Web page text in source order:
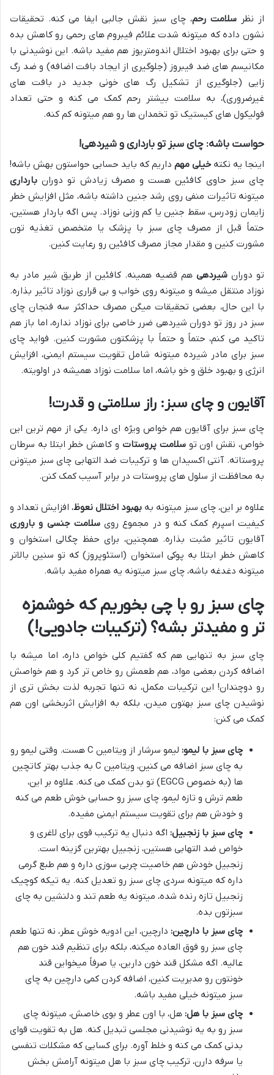
از نظرسلامت رحم، چای سبز نقش جالبی ایفا می کنه. تحقیقات
نشون داده که میتونه شدت علائم فیبروم های رحمی رو کاهش بده
و حتی برای بهبود اختلال اندومتریوز هم مفید باشه. این نوشیدنی با
مکانیسم های ضد فیبروز (جلوگیری از ایجاد بافت اضافه) و ضد رگ
زایی (جلوگیری از تشکیل رگ های خونی جدید در بافت های
غیرضروری)، به سلامت بیشتر رحم کمک می کنه و حتی تعداد
فولیکول های کیستیک تو تخمدان ها رو هم میتونه کم کنه.
حواست باشه: چای سبز تو بارداری و شیردهی!
اینجا یه نکته خیلی مهم داریم که باید حسابی حواستون بهش باشه!
چای سبز حاوی کافئین هست و مصرف زیادش تو دوران بارداری
میتونه تاثیرات منفی روی رشد جنین داشته باشه، مثل افزایش خطر
زایمان زودرس، سقط جنین یا کم وزنی نوزاد. پس اگه باردار هستین،
حتماً قبل از مصرف چای سبز با پزشک یا متخصص تغذیه تون
مشورت کنین و مقدار مجاز مصرف کافئین رو رعایت کنین.
تو دوران شیردهی هم قضیه همینه. کافئین از طریق شیر مادر به
نوزاد منتقل میشه و میتونه روی خواب و بی قراری نوزاد تاثیر بذاره.
با این حال، بعضی تحقیقات میگن مصرف حداکثر سه فنجان چای
سبز در روز تو دوران شیردهی ضرر خاصی برای نوزاد نداره، اما باز هم
تاکید می کنم، حتماً و حتماً با پزشکتون مشورت کنین. فواید چای
سبز برای مادر شیرده میتونه شامل تقویت سیستم ایمنی، افزایش
انرژی و بهبود خلق و خو باشه، اما سلامت نوزاد همیشه در اولویته.
آقایون و چای سبز: راز سلامتی و قدرت!
چای سبز برای آقایون هم خواص ویژه ای داره. یکی از مهم ترین این
خواص، نقش اون توسلامت پروستات و کاهش خطر ابتلا به سرطان
پروستاته. آنتی اکسیدان ها و ترکیبات ضد التهابی چای سبز میتونن
به محافظت از سلول های پروستات در برابر آسیب کمک کنن.
علاوه بر این، چای سبز میتونه به بهبود اختلال نعوظ، افزایش تعداد و
کیفیت اسپرم کمک کنه و در مجموع رویسلامت جنسی و باروری
آقایون تاثیر مثبت بذاره. همچنین، برای حفظ چگالی استخوان و
کاهش خطر ابتلا به پوکی استخوان (استئوپروز) که تو سنین بالاتر
میتونه دغدغه باشه، چای سبز میتونه یه همراه مفید باشه.
چای سبز رو با چی بخوریم که خوشمزه
تر و مفیدتر بشه؟ (ترکیبات جادویی!)
چای سبز به تنهایی هم که گفتیم کلی خواص داره، اما میشه با
اضافه کردن بعضی مواد، هم طعمش رو خاص تر کرد و هم خواصش
رو دوچندان! این ترکیبات مکمل، نه تنها تجربه لذت بخش تری از
نوشیدن چای سبز بهتون میدن، بلکه به افزایش اثربخشی اون هم
کمک می کنن:
چای سبز با لیمو:
لیمو سرشار از ویتامین C هست. وقتی لیمو رو
به چای سبز اضافه می کنین، ویتامین C به جذب بهتر کاتچین
ها (به خصوص EGCG) تو بدن کمک می کنه. علاوه بر این،
طعم ترش و تازه لیمو، چای سبز رو حسابی خوش طعم می کنه
و خودش هم برای تقویت سیستم ایمنی مفیده.
چای سبز با زنجبیل: اگه دنبال یه ترکیب قوی برای لاغری و
خواص ضد التهابی هستین، زنجبیل بهترین گزینه است.
زنجبیل خودش هم خاصیت چربی سوزی داره و هم طبع گرمی
داره که میتونه سردی چای سبز رو تعدیل کنه. یه تیکه کوچیک
زنجبیل تازه رنده شده، میتونه یه طعم تند و دلنشین به چای
سبزتون بده.
چای سبز با دارچین: دارچین، این ادویه خوش عطر، نه تنها طعم
چای سبز رو فوق العاده میکنه، بلکه برای تنظیم قند خون هم
عالیه. اگه مشکل قند خون دارین، یا صرفاً میخواین قند
خونتون رو مدیریت کنین، اضافه کردن کمی دارچین به چای
سبز میتونه خیلی مفید باشه.
چای سبز با هل: هل، با اون عطر و بوی خاصش، میتونه چای
سبز رو به یه نوشیدنی مجلسی تبدیل کنه. هل به تقویت قوای
بدنی کمک می کنه و خلط آوره. برای کسایی که مشکلات تنفسی
یا سرفه دارن، ترکیب چای سبز با هل میتونه آرامش بخش